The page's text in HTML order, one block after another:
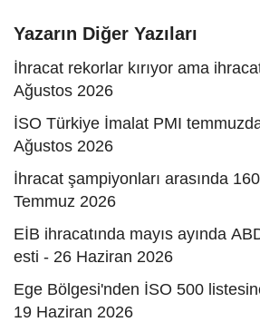
Yazarın Diğer Yazıları
İhracat rekorlar kırıyor ama
Ağustos 2026
İSO Türkiye İmalat PMI
Ağustos 2026
İhracat şampiyonları arasında
Temmuz 2026
EİB ihracatında mayıs ayında
esti - 26 Haziran 2026
Ege Bölgesi'nden İSO 500
19 Haziran 2026